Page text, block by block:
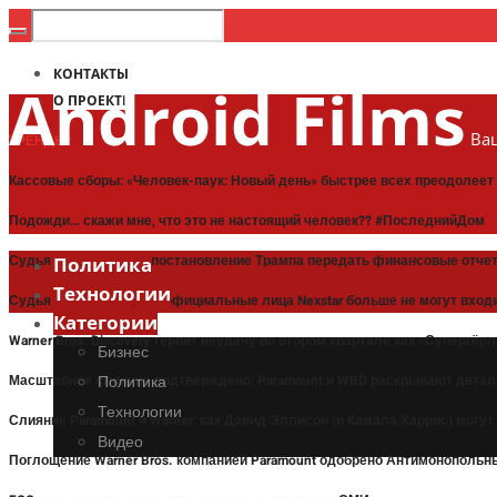
КОНТАКТЫ
О ПРОЕКТЕ
ТРЕНДЫ:
Кассовые сборы: «Человек-паук: Новый день» быстрее всех
Подожди… скажи мне, что это не настоящий человек?? #ПоследнийДом
Судья приостановил постановление Трампа передать финансовые
Судья постановил, что официальные лица Nexstar больше не могут
Warner Bros. Discovery терпит неудачу во втором квартале как
Масштабное слияние подтверждено: Paramount и WBD раскрывают
Слияние Paramount и Warner: как Дэвид Эллисон (и Камала Харрис) могут
Поглощение Warner Bros. компанией Paramount одобрено
Android Films
Политика
Технологии
Категории
Бизнес
Политика
Технологии
Видео